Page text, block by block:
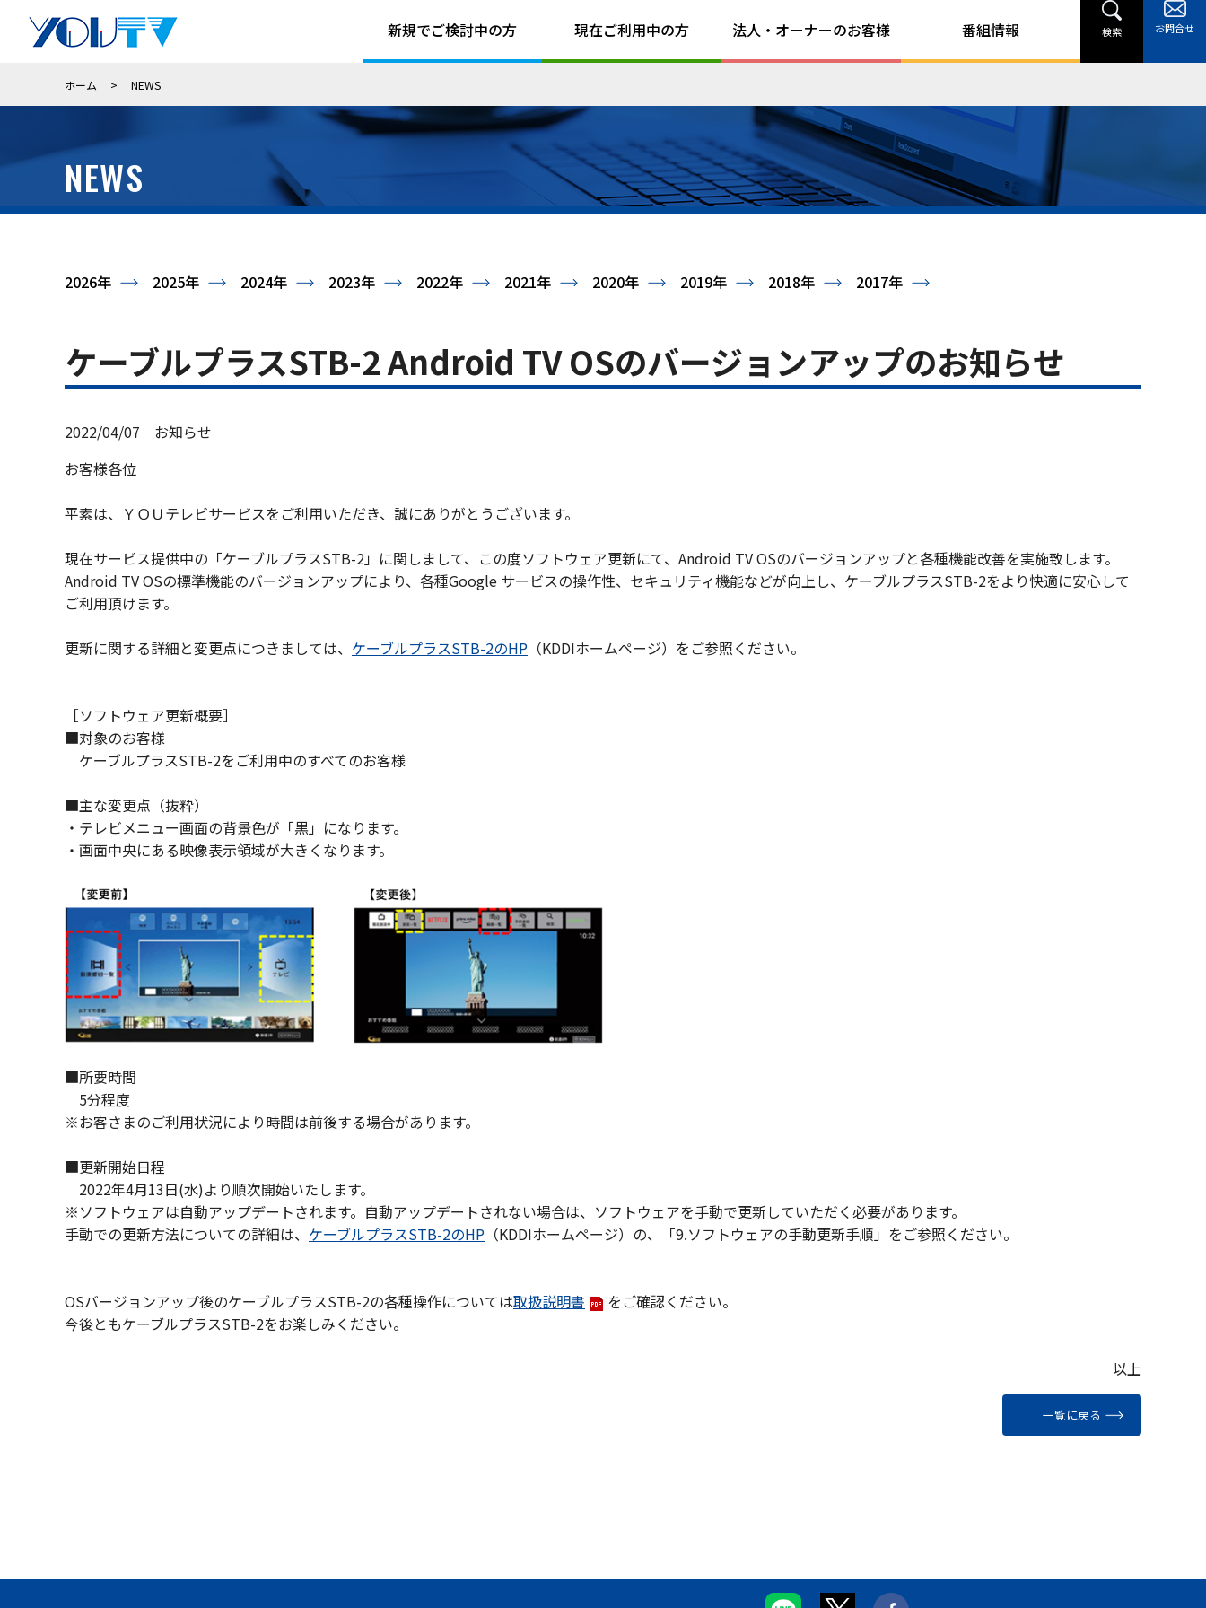
新規でご検討中の方 現在ご利用中の方 法人・オーナーのお客様 番組情報 検索 お問合せ
ホーム > NEWS
NEWS
2026年 2025年 2024年 2023年 2022年 2021年 2020年 2019年 2018年 2017年
ケーブルプラスSTB-2 Android TV OSのバージョンアップのお知らせ
2022/04/07
お知らせ
お客様各位
平素は、ＹＯＵテレビサービスをご利用いただき、誠にありがとうございます。
現在サービス提供中の「ケーブルプラスSTB-2」に関しまして、この度ソフトウェア更新にて、Android TV OSのバージョンアップと各種機能改善を実施致します。
Android TV OSの標準機能のバージョンアップにより、各種Google サービスの操作性、セキュリティ機能などが向上し、ケーブルプラスSTB-2をより快適に安心して
ご利用頂けます。
更新に関する詳細と変更点につきましては、 ケーブルプラスSTB-2のHP （KDDIホームページ）をご参照ください。
［ソフトウェア更新概要］
■対象のお客様
ケーブルプラスSTB-2をご利用中のすべてのお客様
■主な変更点（抜粋）
・テレビメニュー画面の背景色が「黒」になります。
・画面中央にある映像表示領域が大きくなります。
■所要時間
5分程度
※お客さまのご利用状況により時間は前後する場合があります。
■更新開始日程
2022年4月13日(水)より順次開始いたします。
※ソフトウェアは自動アップデートされます。自動アップデートされない場合は、ソフトウェアを手動で更新していただく必要があります。
手動での更新方法についての詳細は、 ケーブルプラスSTB-2のHP （KDDIホームページ）の、「9.ソフトウェアの手動更新手順」をご参照ください。
OSバージョンアップ後のケーブルプラスSTB-2の各種操作については取扱説明書
をご確認ください。
今後ともケーブルプラスSTB-2をお楽しみください。
以上
一覧に戻る